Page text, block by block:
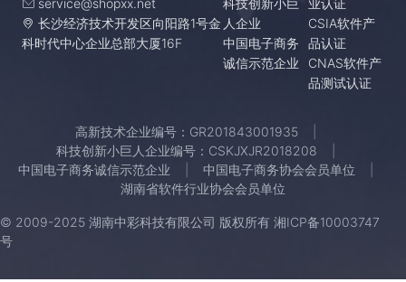
service@shopxx.net
长沙经济技术开发区向阳路1号金
科时代中心企业总部大厦16F
科技创新小巨
人企业
中国电子商务
诚信示范企业
业认证
CSIA软件产
品认证
CNAS软件产
品测试认证
高新技术企业编号：GR201843001935
科技创新小巨人企业编号：CSKJXJR2018208
中国电子商务诚信示范企业
中国电子商务协会会员单位
湖南省软件行业协会会员单位
© 2009-2025 湖南中彩科技有限公司 版权所有 湘ICP备10003747
号